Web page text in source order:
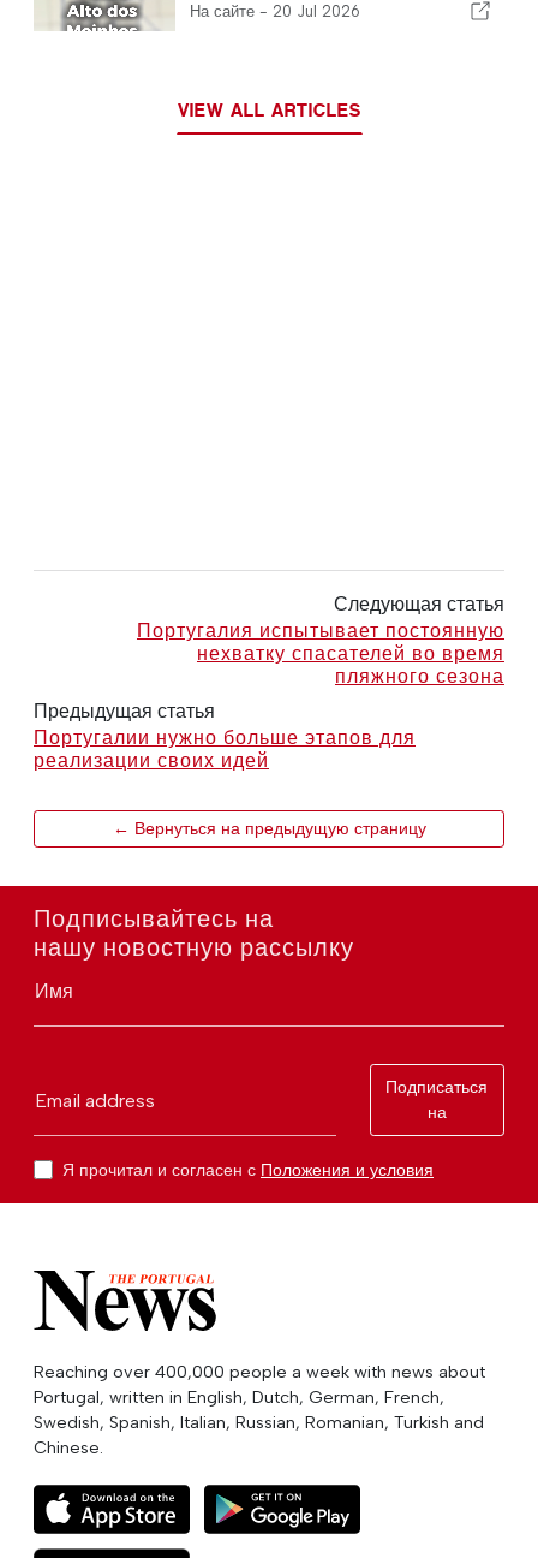
На сайте - 20 Jul 2026
VIEW ALL ARTICLES
Следующая статья
Португалия испытывает постоянную
нехватку спасателей во время
пляжного сезона
Предыдущая статья
Португалии нужно больше этапов для
реализации своих идей
← Вернуться на предыдущую страницу
Подписывайтесь на
нашу новостную рассылку
Имя
Email address
Подписаться
на
Я прочитал и согласен с Положения и условия
Reaching over 400,000 people a week with news about
Portugal, written in English, Dutch, German, French,
Swedish, Spanish, Italian, Russian, Romanian, Turkish and
Chinese.